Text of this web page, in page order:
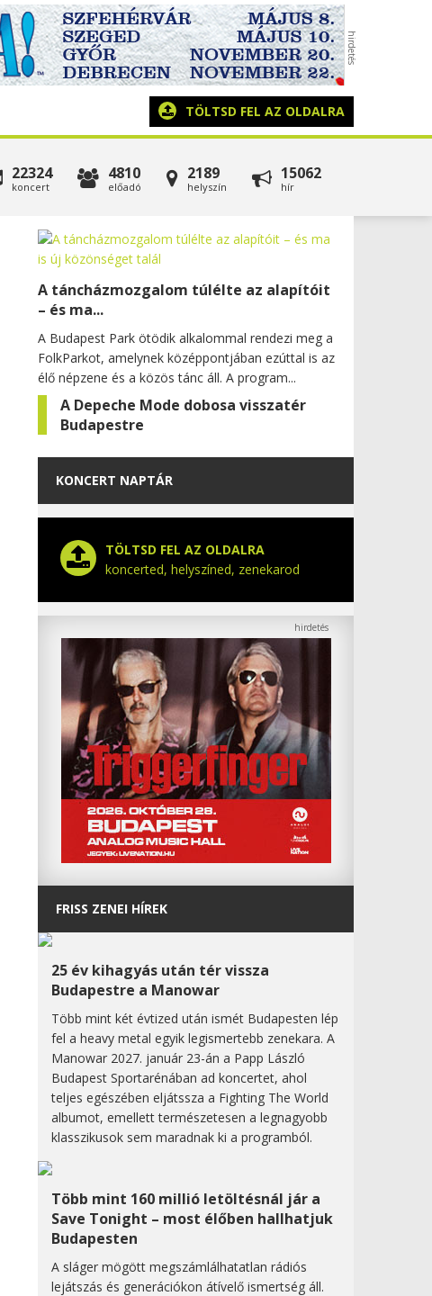
TÖLTSD FEL AZ OLDALRA
22324
koncert
4810
előadó
2189
helyszín
15062
hír
A táncházmozgalom túlélte az alapítóit
– és ma...
A Budapest Park ötödik alkalommal rendezi meg a
FolkParkot, amelynek középpontjában ezúttal is az
élő népzene és a közös tánc áll. A program...
A Depeche Mode dobosa visszatér
Budapestre
KONCERT NAPTÁR
TÖLTSD FEL AZ OLDALRA
koncerted, helyszíned, zenekarod
FRISS ZENEI HÍREK
25 év kihagyás után tér vissza
Budapestre a Manowar
Több mint két évtized után ismét Budapesten lép
fel a heavy metal egyik legismertebb zenekara. A
Manowar 2027. január 23-án a Papp László
Budapest Sportarénában ad koncertet, ahol
teljes egészében eljátssza a Fighting The World
albumot, emellett természetesen a legnagyobb
klasszikusok sem maradnak ki a programból.
Több mint 160 millió letöltésnál jár a
Save Tonight – most élőben hallhatjuk
Budapesten
A sláger mögött megszámlálhatatlan rádiós
lejátszás és generációkon átívelő ismertség áll.